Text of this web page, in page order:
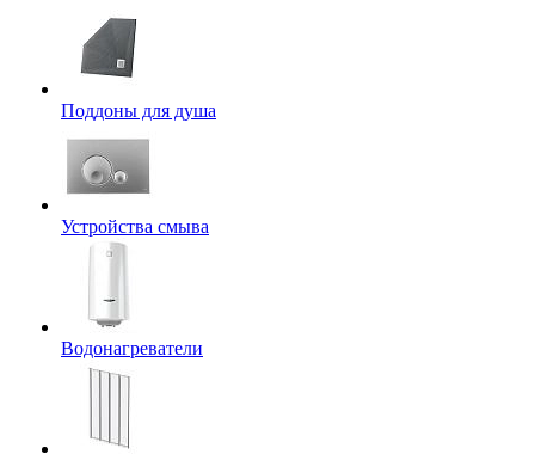
Поддоны для душа
Устройства смыва
Водонагреватели